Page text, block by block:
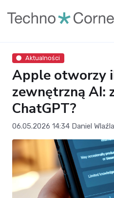
Aktualności
Apple otworzy
zewnętrzną AI:
ChatGPT?
06.05.2026 14:34 Daniel